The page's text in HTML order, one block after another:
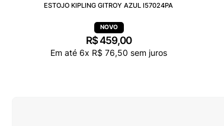
ESTOJO KIPLING GITROY AZUL I57024PA
R$459,00
Em até 6x R$ 76,50 sem juros